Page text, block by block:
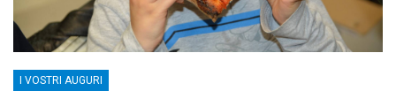
I VOSTRI AUGURI